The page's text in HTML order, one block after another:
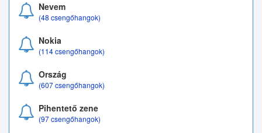
Nevem
(48 csengőhangok)
Nokia
(114 csengőhangok)
Ország
(607 csengőhangok)
Pihentető zene
(97 csengőhangok)